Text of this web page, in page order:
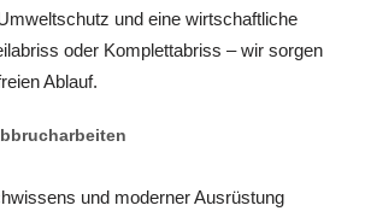
und eine wirtschaftliche
oder Komplettabriss – wir sorgen
Ablauf.
und moderner Ausrüstung